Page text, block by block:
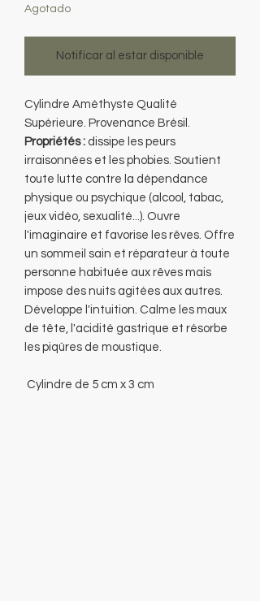
Agotado
Notificar al estar disponible
Cylindre Améthyste Qualité
Supérieure. Provenance Brésil.
Propriétés : dissipe les peurs
irraisonnées et les phobies. Soutient
toute lutte contre la dépendance
physique ou psychique (alcool, tabac,
jeux vidéo, sexualité...). Ouvre
l'imaginaire et favorise les rêves. Offre
un sommeil sain et réparateur à toute
personne habituée aux rêves mais
impose des nuits agitées aux autres.
Développe l'intuition. Calme les maux
de tête, l'acidité gastrique et résorbe
les piqûres de moustique.
Cylindre de 5 cm x 3 cm